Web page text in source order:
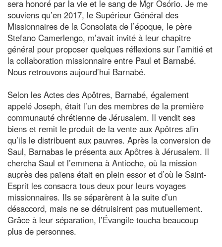
sera honoré par la vie et le sang de Mgr Osório. Je me
souviens qu’en 2017, le Supérieur Général des
Missionnaires de la Consolata de l’époque, le père
Stefano Camerlengo, m’avait invité à leur chapitre
général pour proposer quelques réflexions sur l’amitié et
la collaboration missionnaire entre Paul et Barnabé.
Nous retrouvons aujourd’hui Barnabé.
Selon les Actes des Apôtres, Barnabé, également
appelé Joseph, était l’un des membres de la première
communauté chrétienne de Jérusalem. Il vendit ses
biens et remit le produit de la vente aux Apôtres afin
qu’ils le distribuent aux pauvres. Après la conversion de
Saul, Barnabas le présenta aux Apôtres à Jérusalem. Il
chercha Saul et l’emmena à Antioche, où la mission
auprès des païens était en plein essor et d’où le Saint-
Esprit les consacra tous deux pour leurs voyages
missionnaires. Ils se séparèrent à la suite d’un
désaccord, mais ne se détruisirent pas mutuellement.
Grâce à leur séparation, l’Évangile toucha beaucoup
plus de personnes.